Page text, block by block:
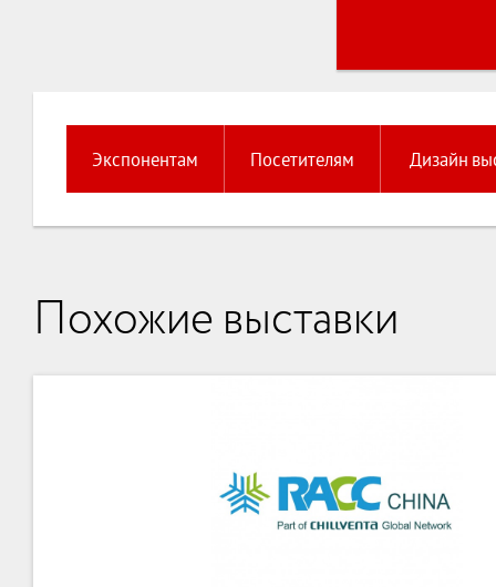
Экспонентам Посетителям Дизайн
Похожие выставки